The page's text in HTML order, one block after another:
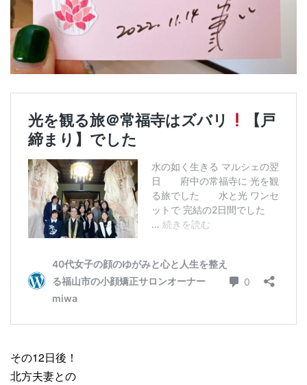
その12日後！
北方夫妻との